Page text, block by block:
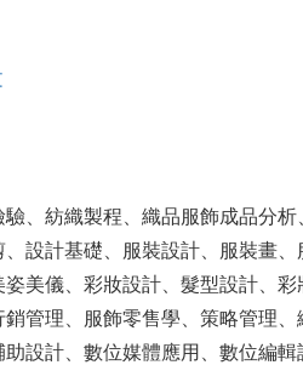
、紡織製程、織品服飾成品分
設計基礎、服裝設計、服裝畫
美儀、彩妝設計、髮型設計、
管理、服飾零售學、策略管理
設計、數位媒體應用、數位編